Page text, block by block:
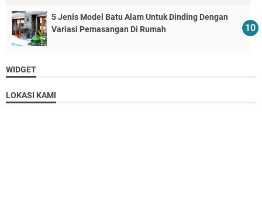
5 Jenis Model Batu Alam Untuk Dinding Dengan
Variasi Pemasangan Di Rumah
WIDGET
LOKASI KAMI